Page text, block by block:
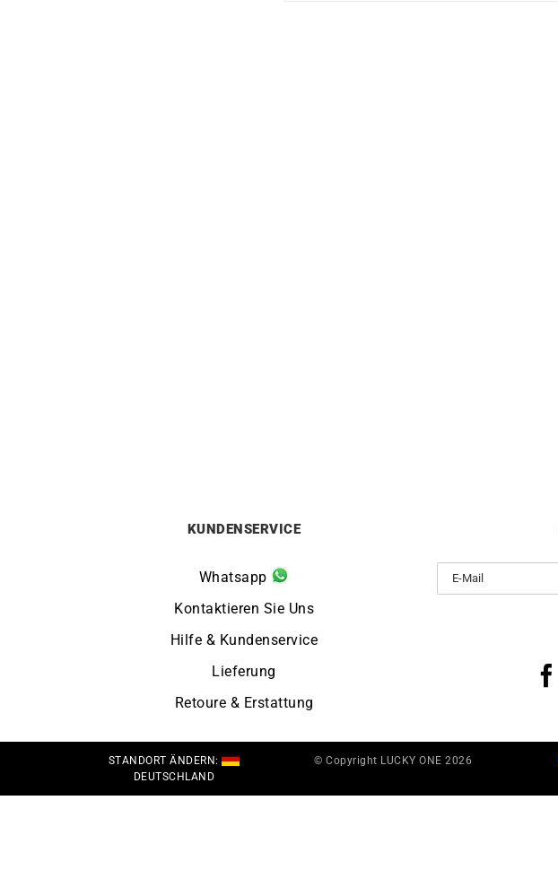
KUNDENSERVICE
Whatsapp
Kontaktieren Sie Uns
Hilfe & Kundenservice
Lieferung
Retoure & Erstattung
STANDORT ÄNDERN:
DEUTSCHLAND
© Copyright LUCKY ONE 2026